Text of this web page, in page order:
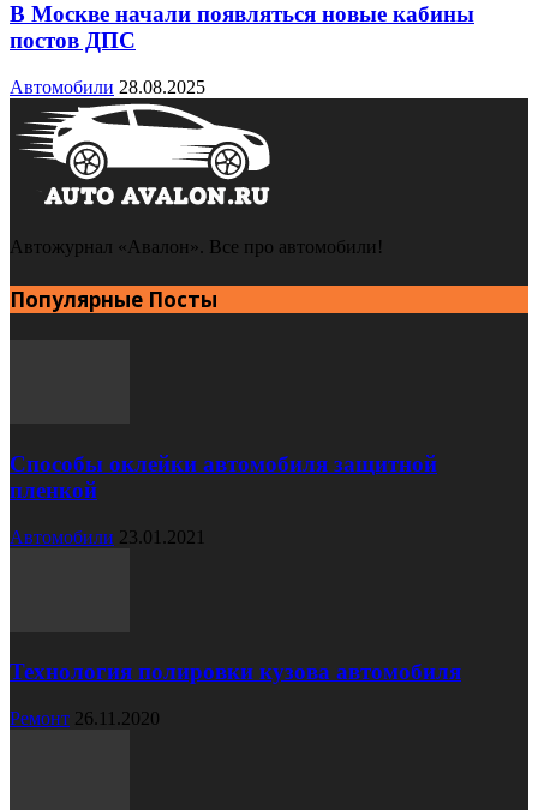
В Москве начали появляться новые кабины
постов ДПС
Автомобили 28.08.2025
Автожурнал «Авалон». Все про автомобили!
Популярные Посты
Способы оклейки автомобиля защитной
пленкой
Автомобили 23.01.2021
Технология полировки кузова автомобиля
Ремонт 26.11.2020